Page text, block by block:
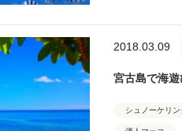
2018.03.09
宮古島で海
シュノーケリン